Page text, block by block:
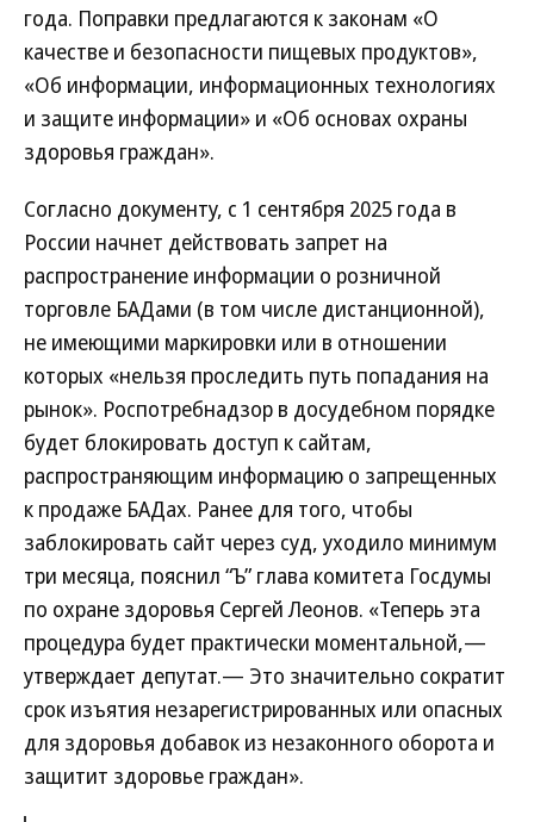
года. Поправки предлагаются к законам «О
качестве и безопасности пищевых продуктов»,
«Об информации, информационных технологиях
и защите информации» и «Об основах охраны
здоровья граждан».
Согласно документу, с 1 сентября 2025 года в
России начнет действовать запрет на
распространение информации о розничной
торговле БАДами (в том числе дистанционной),
не имеющими маркировки или в отношении
которых «нельзя проследить путь попадания на
рынок». Роспотребнадзор в досудебном порядке
будет блокировать доступ к сайтам,
распространяющим информацию о запрещенных
к продаже БАДах. Ранее для того, чтобы
заблокировать сайт через суд, уходило минимум
три месяца, пояснил “Ъ” глава комитета Госдумы
по охране здоровья Сергей Леонов. «Теперь эта
процедура будет практически моментальной,—
утверждает депутат.— Это значительно сократит
срок изъятия незарегистрированных или опасных
для здоровья добавок из незаконного оборота и
защитит здоровье граждан».